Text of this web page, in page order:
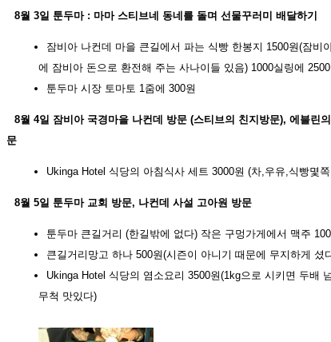
8월 3일 툰두마 : 마마 스티브네 동네를 돌며 선물꾸러미 배달하기
잠비아 나컨데 마을 큰길에서 파는 식빵 한봉지 1500원(잠비
에 잠비아 돈으로 환전해 주는 사나이들 있음) 1000실링에 2500
툰두마 시장 토마토 1줌에 300원
8월 4일 잠비아 국경마을 나컨데 방문 (스티브의 친지방문), 에블린
문
Ukinga Hotel 식당의 아침식사 세트 3000원 (차,우유,식빵몇
8월 5일 툰두마 교회 방문, 나컨데 사설 고아원 방문
툰두마 큰길거리 (한길밖에 없다) 작은 구멍가게에서 맥주
큰길거리망고 하나 500원(시즌이 아니기 때문에 무지하게 셨
Ukinga Hotel 식당의 염소요리 3500원(1kg으로 시키면 두배
무척 맛있다)